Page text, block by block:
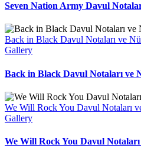
Seven Nation Army Davul
Back in Black Davul Notaları ve
Gallery
Back in Black Davul Notaları ve
We Will Rock You Davul Notaları
Gallery
We Will Rock You Davul Notaları